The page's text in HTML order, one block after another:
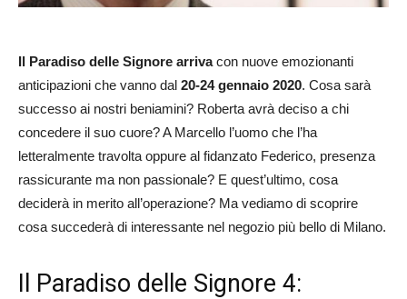
Il Paradiso delle Signore arrivacon nuove emozionanti
anticipazioni che vanno dal 20-24 gennaio 2020. Cosa sarà
successo ai nostri beniamini? Roberta avrà deciso a chi
concedere il suo cuore? A Marcello l’uomo che l’ha
letteralmente travolta oppure al fidanzato Federico, presenza
rassicurante ma non passionale? E quest’ultimo, cosa
deciderà in merito all’operazione? Ma vediamo di scoprire
cosa succederà di interessante nel negozio più bello di Milano.
Il Paradiso delle Signore 4: